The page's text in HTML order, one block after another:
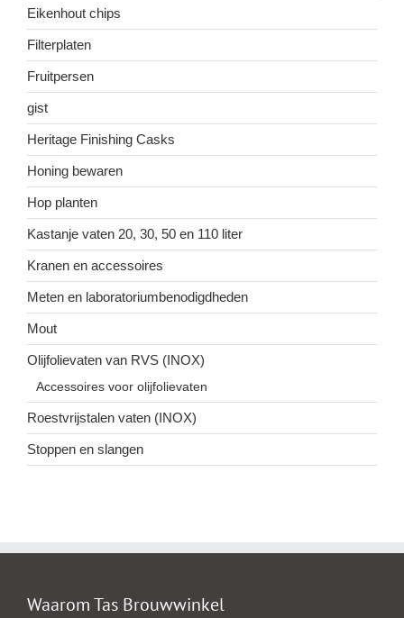
Eikenhout chips
Filterplaten
Fruitpersen
gist
Heritage Finishing Casks
Honing bewaren
Hop planten
Kastanje vaten 20, 30, 50 en 110 liter
Kranen en accessoires
Meten en laboratoriumbenodigdheden
Mout
Olijfolievaten van RVS (INOX)
Accessoires voor olijfolievaten
Roestvrijstalen vaten (INOX)
Stoppen en slangen
Waarom Tas Brouwwinkel